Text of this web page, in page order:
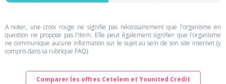
A noter, une croix rouge ne signifie pas nécessairement que l'organisme en
question ne propose pas l'item. Elle peut également signifier que l'organisme
ne communique aucune information sur le sujet au sein de son site internet (y
compris dans sa rubrique FAQ).
Comparer les offres Cetelem et Younited Credit